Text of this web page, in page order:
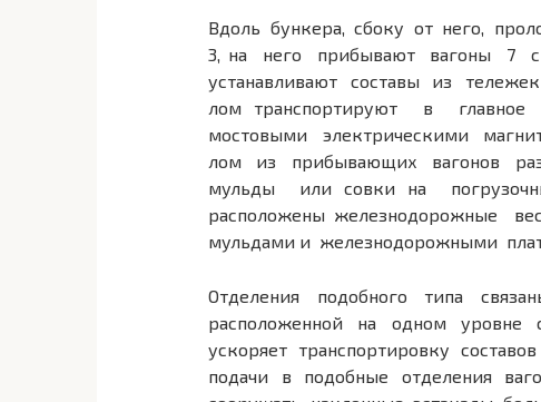
Вдоль бункера, сбоку от него,
3, на него прибывают вагоны 7
устанавливают составы из
лом транспортируют в главное
мостовыми электрическими
лом из прибывающих вагонов
мульды или совки на
расположены железнодорожные
мульдами и железнодорожными
Отделения подобного типа
расположенной на одном уровне
ускоряет транспортировку
подачи в подобные отделения